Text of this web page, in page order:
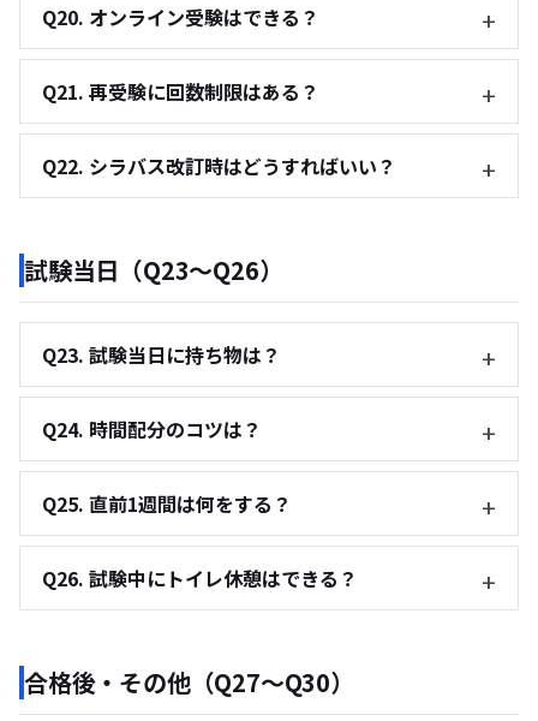
Q20. オンライン受験はできる？
Q21. 再受験に回数制限はある？
Q22. シラバス改訂時はどうすればいい？
試験当日（Q23〜Q26）
Q23. 試験当日に持ち物は？
Q24. 時間配分のコツは？
Q25. 直前1週間は何をする？
Q26. 試験中にトイレ休憩はできる？
合格後・その他（Q27〜Q30）